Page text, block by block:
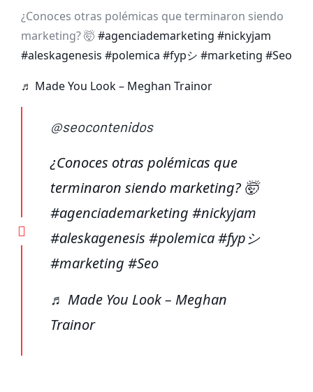
¿Conoces otras polémicas que terminaron siendo
marketing? 🤯 #agenciademarketing #nickyjam
#aleskagenesis #polemica #fypシ #marketing #Seo
♬ Made You Look – Meghan Trainor
@seocontenidos
¿Conoces otras polémicas que
terminaron siendo marketing? 🤯
#agenciademarketing #nickyjam
#aleskagenesis #polemica#fypシ
#marketing #Seo
♬ Made You Look – Meghan
Trainor